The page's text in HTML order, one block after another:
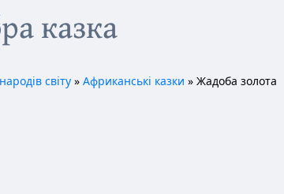
казка
світу» Африканські казки » Жадоба золота